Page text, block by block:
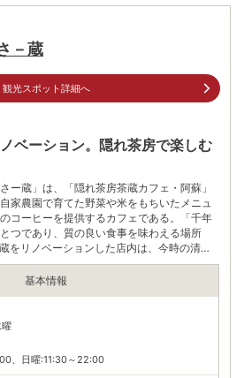
1003－3
熊本ＩＣ』より国道57号線を大分方面に約60分
そ1ｋｍ徒歩で約20分
あります。最新の内容はご利用前にご自身でお
混ざっております。正しい金額はご利用前にご
－蔵
観光スポット詳細へ
ベーション。隠れ茶房で楽しむ
ー蔵」は、「隠れ茶房茶蔵カフェ・阿蘇」
家農園で育てた野菜や米をもちいたメニュ
コーヒーを提供するカフェである。「千年
つであり、質の良い食事を味わえる場所
をリノベーションした店内は、今時の清潔
梁や柱が積み重ねた伝統と歴史を感じさせ
メ、地鶏など、地元の食を雰囲気たっぷり
基本情報
、日曜:11:30～22:00